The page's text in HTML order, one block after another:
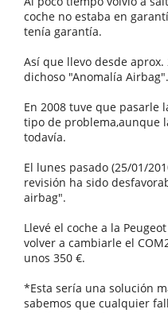
coche no estaba en
tenía garantía.
Así que llevo desde
dichoso "Anomalía Airbag".
En 2008 tuve que pasarle
tipo de problema,aunque
todavía.
El lunes pasado (25/01/
revisión ha sido
airbag".
Llevé el coche a la
volver a cambiarle el
unos 350 €.
*Esta sería una solución
sabemos que cualquier